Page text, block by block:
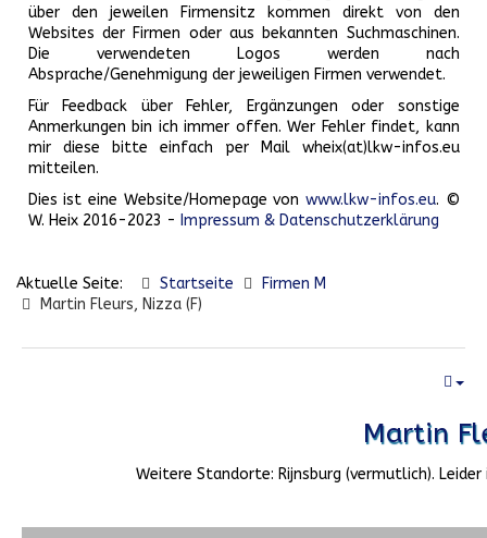
über den jeweilen Firmensitz kommen direkt von den
Websites der Firmen oder aus bekannten Suchmaschinen.
Die verwendeten Logos werden nach
Absprache/Genehmigung der jeweiligen Firmen verwendet.
Für Feedback über Fehler, Ergänzungen oder sonstige
Anmerkungen bin ich immer offen. Wer Fehler findet, kann
mir diese bitte einfach per Mail wheix(at)lkw-infos.eu
mitteilen.
Dies ist eine Website/Homepage von www.lkw-infos.eu. ©
W. Heix 2016-2023 - Impressum & Datenschutzerklärung
Aktuelle Seite: Startseite
Firmen M
Martin Fleurs, Nizza (F)
Martin
Weitere Standorte: Rijnsburg (vermutlich).